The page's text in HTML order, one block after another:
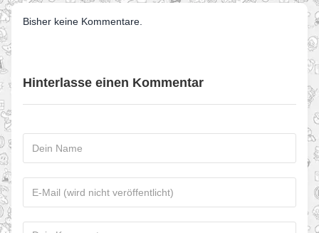
Bisher keine Kommentare.
Hinterlasse einen Kommentar